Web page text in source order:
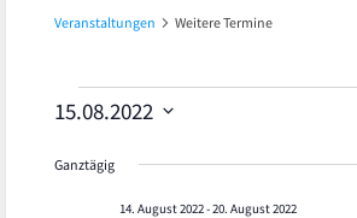
Veranstaltungen Weitere Termine
Veranstaltungen
für
15.08.2022
wählen.
Ganztägig
14. August 2022-20. August 2022